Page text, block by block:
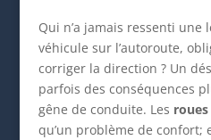
Qui n’a jamais ressenti une
véhicule sur l’autoroute,
corriger la direction ? Un
parfois des conséquences
gêne de conduite. Les roues
qu’un problème de confort;